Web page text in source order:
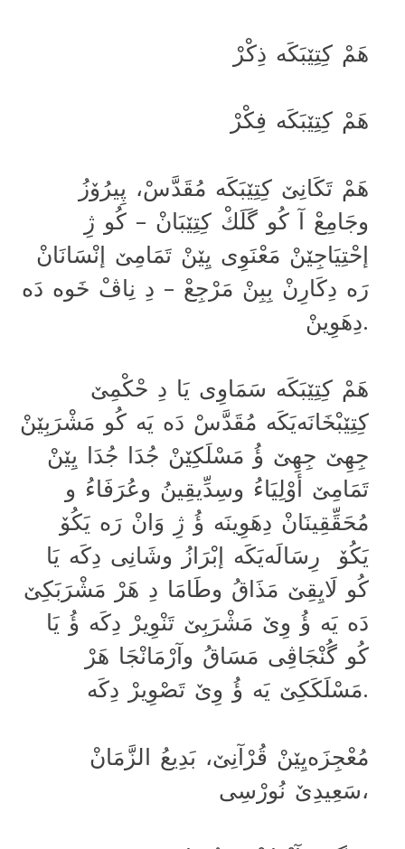
هَمْ کِتِێبَکَە ذِکْرْ
هَمْ کِتِێبَکَە فِکْرْ
هَمْ تَکَانِێ کِتِێبَکَە مُقَدَّسْ، پِیرُۆزُ
وجَامِعْ آ کُو گَلَكْ کِتِێبَانْ – کُو ژِ
إحْتِیَاجِێنْ مَعْنَوِی یِێنْ تَمَامِێ إنْسَانَانْ
رَە دِکَارِنْ بِبِنْ مَرْجِعْ – دِ نِاڤْ خَوە دَە
دِهَوِینْ.
هَمْ کِتِێبَکَە سَمَاوِی یَا دِ حْکْمِێ
کِتِێبْخَانَەیَکَە مُقَدَّسْ دَە یَە کُو مَشْرَبِێنْ
جِهِێ جِهِێ ؤُ مَسْلَکِێنْ جُدَا جُدَا یِێنْ
تَمَامِێ أوْلِیَاءُ وسِدِّیقِینُ وعُرَفَاءُ و
مُحَقِّقِینَانْ دِهَوِینَە ؤُ ژِ وَانْ رَە یَکُۆ
یَکُۆ رِسَالَەیَکَە إبْرَازُ وشَانِی دِکَە یَا
کُو لَایِقِێ مَذَاقُ وطَامَا دِ هَرْ مَشْرَبَکِێ
دَە یَە ؤُ وِێ مَشْرَبِێ تَنْوِیرْ دِکَە ؤُ یَا
کُو گُنْجَاڤِی مَسَاقُ وآرْمَانْجَا هَرْ
مَسْلَکَکِێ یَە ؤُ وِێ تَصْوِیرْ دِکَە.
مُعْجِزَەیِێنْ قُرْآنِێ، بَدِیعُ الزَّمَانْ
سَعِیدِێ نُورْسِی،